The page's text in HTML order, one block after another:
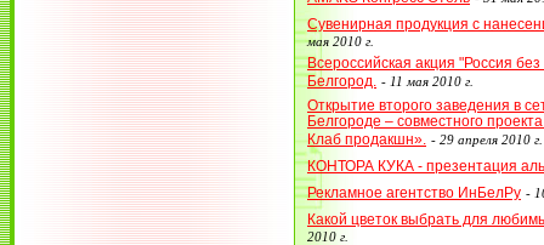
Сувенирная продукция с
мая 2010 г.
Всероссийская акция "Россия
Белгород.
- 11 мая 2010 г.
Открытие второго заведения в
Белгороде – совместного
Клаб продакшн». - 29 апреля 2010 г.
КОНТОРА КУКА - презентация
Рекламное агентство ИнБелРу -
Какой цветок выбрать для
2010 г.